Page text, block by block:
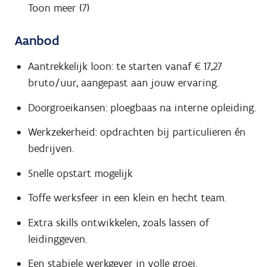
Toon meer (7)
Aanbod
Aantrekkelijk loon: te starten vanaf € 17,27
bruto/uur, aangepast aan jouw ervaring.
Doorgroeikansen: ploegbaas na interne opleiding.
Werkzekerheid: opdrachten bij particulieren én
bedrijven.
Snelle opstart mogelijk
Toffe werksfeer in een klein en hecht team.
Extra skills ontwikkelen, zoals lassen of
leidinggeven.
Een stabiele werkgever in volle groei.